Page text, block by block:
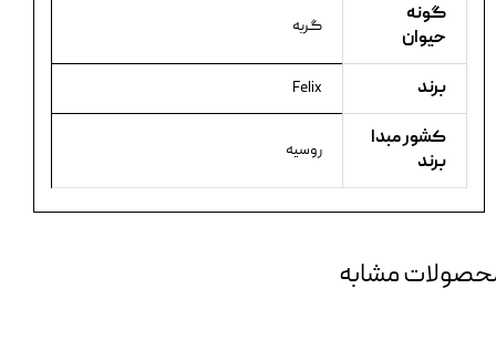
گونه
حیوان
گربه
برند Felix
کشور مبدا
برند
روسیه
مشابه